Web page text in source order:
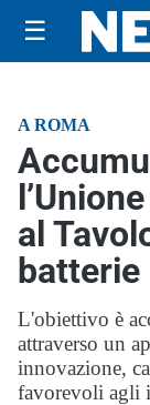
☰
A ROMA
al
batterie
L'obiettivo è
attraverso un
innovazione,
favorevoli agli